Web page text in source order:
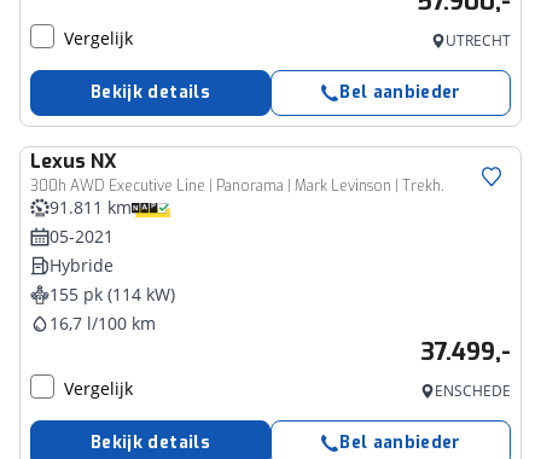
Vergelijk UTRECHT
Bekijk details Bel aanbieder
Lexus NX
300h AWD Executive Line | Panorama | Mark Levinson | Trekh.
91.811 km
05-2021
Hybride
155 pk (114 kW)
16,7 l/100 km
37.499,-
Vergelijk ENSCHEDE
Bekijk details Bel aanbieder